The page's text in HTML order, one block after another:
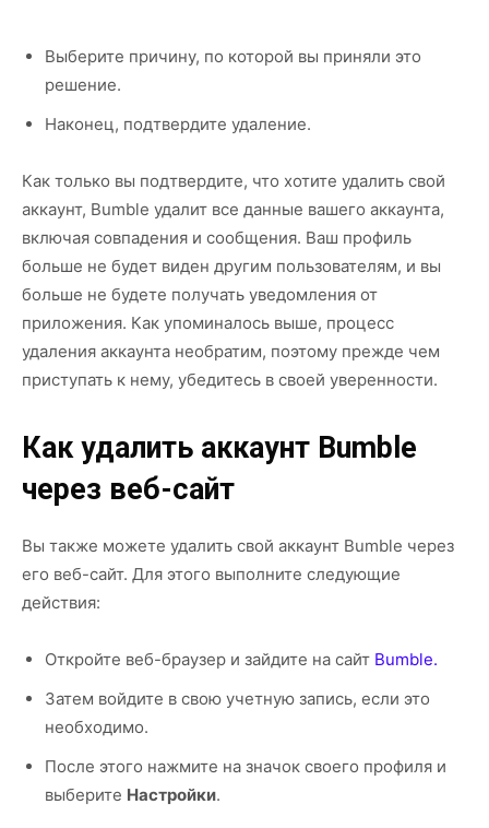
Выберите причину, по которой вы приняли это
решение.
Наконец, подтвердите удаление.
Как только вы подтвердите, что хотите удалить свой
аккаунт, Bumble удалит все данные вашего аккаунта,
включая совпадения и сообщения. Ваш профиль
больше не будет виден другим пользователям, и вы
больше не будете получать уведомления от
приложения. Как упоминалось выше, процесс
удаления аккаунта необратим, поэтому прежде чем
приступать к нему, убедитесь в своей уверенности.
Как удалить аккаунт Bumble
через веб-сайт
Вы также можете удалить свой аккаунт Bumble через
его веб-сайт. Для этого выполните следующие
действия:
Откройте веб-браузер и зайдите на сайт Bumble.
Затем войдите в свою учетную запись, если это
необходимо.
После этого нажмите на значок своего профиля и
выберите Настройки.